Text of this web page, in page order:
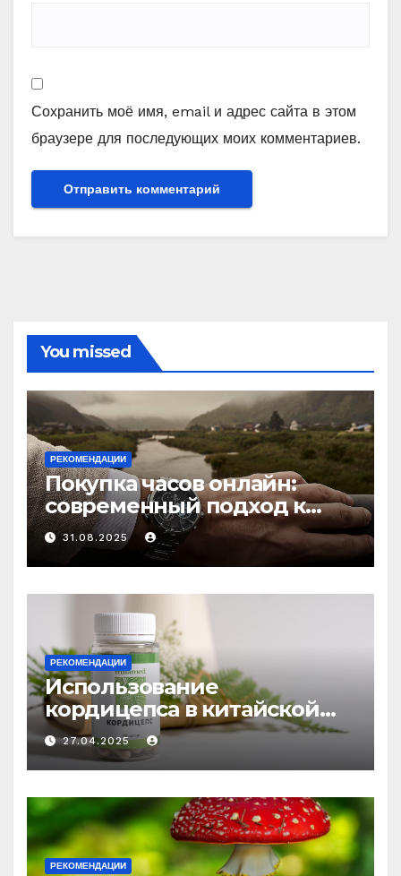
Сохранить моё имя, email и адрес сайта в этом
браузере для последующих моих комментариев.
You missed
РЕКОМЕНДАЦИИ
Покупка часов онлайн:
современный подход к
выбору аксессуаров
31.08.2025
РЕКОМЕНДАЦИИ
Использование
кордицепса в китайской
медицине: природное
средство против усталости
и истощения
27.04.2025
РЕКОМЕНДАЦИИ